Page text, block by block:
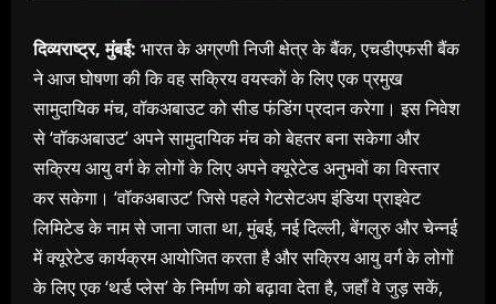
दिव्यराष्ट्र, मुंबई: भारत के अग्रणी निजी क्षेत्र के बैंक, एचडीएफसी बैंक
ने आज घोषणा की कि वह सक्रिय वयस्कों के लिए एक प्रमुख
सामुदायिक मंच, वॉकअबाउट को सीड फंडिंग प्रदान करेगा। इस निवेश
से ‘वॉकअबाउट’ अपने सामुदायिक मंच को बेहतर बना सकेगा और
सक्रिय आयु वर्ग के लोगों के लिए अपने क्यूरेटेड अनुभवों का विस्तार
कर सकेगा। ‘वॉकअबाउट’ जिसे पहले गेटसेटअप इंडिया प्राइवेट
लिमिटेड के नाम से जाना जाता था, मुंबई, नई दिल्ली, बेंगलुरु और चेन्नई
में क्यूरेटेड कार्यक्रम आयोजित करता है और सक्रिय आयु वर्ग के लोगों
के लिए एक ‘थर्ड प्लेस’ के निर्माण को बढ़ावा देता है, जहाँ वे जुड़ सकें,